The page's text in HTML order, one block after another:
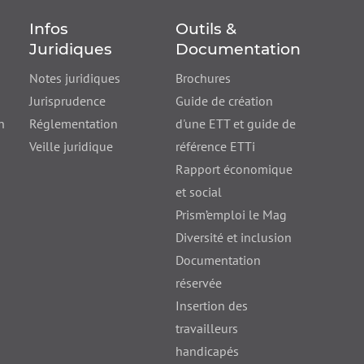
Infos
Juridiques
Notes juridiques
Jurisprudence
Réglementation
Veille juridique
Outils &
Documentation
Brochures
Guide de création
d'une ETT et guide de
référence ETTi
Rapport économique
et social
Prism’emploi le Mag
Diversité et inclusion
Documentation
réservée
Insertion des
travailleurs
handicapés